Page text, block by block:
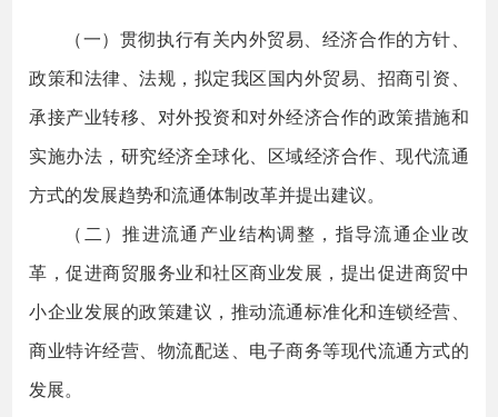
（一）贯彻执行有关内外贸易、经济合作的方针、
政策和法律、法规，拟定我区国内外贸易、招商引资、
承接产业转移、对外投资和对外经济合作的政策措施和
实施办法，研究经济全球化、区域经济合作、现代流通
方式的发展趋势和流通体制改革并提出建议。
（二）推进流通产业结构调整，指导流通企业改
革，促进商贸服务业和社区商业发展，提出促进商贸中
小企业发展的政策建议，推动流通标准化和连锁经营、
商业特许经营、物流配送、电子商务等现代流通方式的
发展。